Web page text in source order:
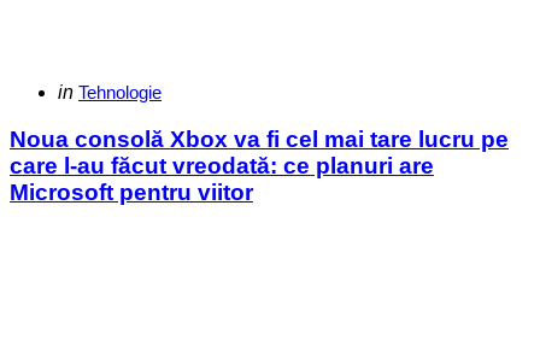
Categories
Posted
in Tehnologie
Noua consolă Xbox va fi cel mai tare lucru pe
care l-au făcut vreodată: ce planuri are
Microsoft pentru viitor